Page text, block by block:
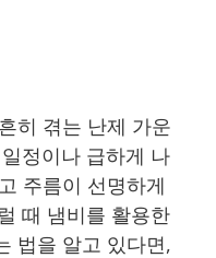
히 겪는 난제 가운
정이나 급하게 나
주름이 선명하게
때 냄비를 활용한
법을 알고 있다면,